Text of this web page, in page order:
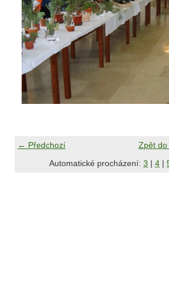
← Předchozí
Zpět do
Automatické procházení: 3 | 4 |